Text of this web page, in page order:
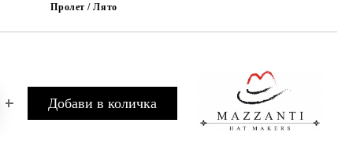
Пролет / Лято